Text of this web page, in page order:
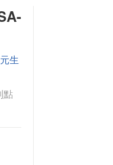
生
點